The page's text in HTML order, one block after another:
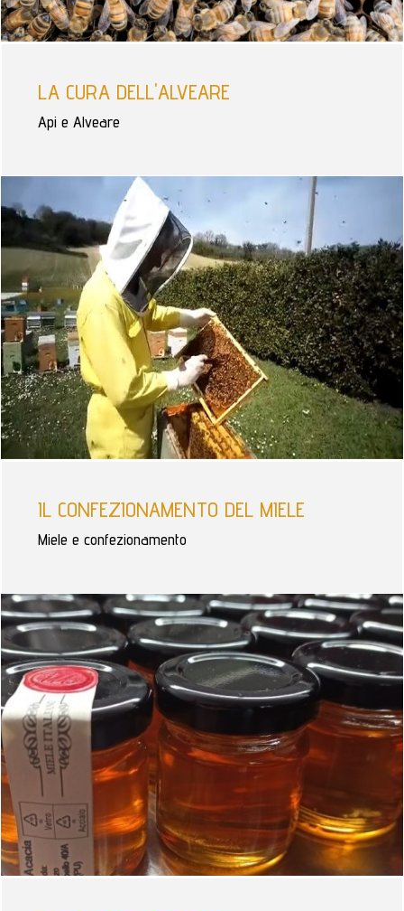
LA CURA DELL'ALVEARE
Api e Alveare
IL CONFEZIONAMENTO DEL MIELE
Miele e confezionamento